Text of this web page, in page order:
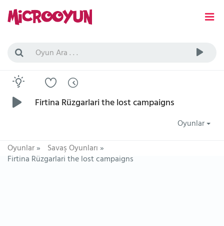
Firtina Rüzgarlari the lost campaigns
Oyunlar
Oyunlar» Savaş Oyunları»
Firtina Rüzgarlari the lost campaigns